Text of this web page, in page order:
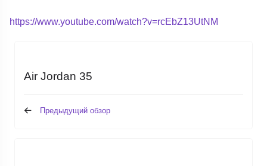
https://www.youtube.com/watch?v=rcEbZ13UtNM
Air Jordan 35
Предыдущий обзор